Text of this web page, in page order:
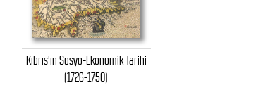
Kıbrıs'ın Sosyo-Ekonomik Tarihi
(1726-1750)